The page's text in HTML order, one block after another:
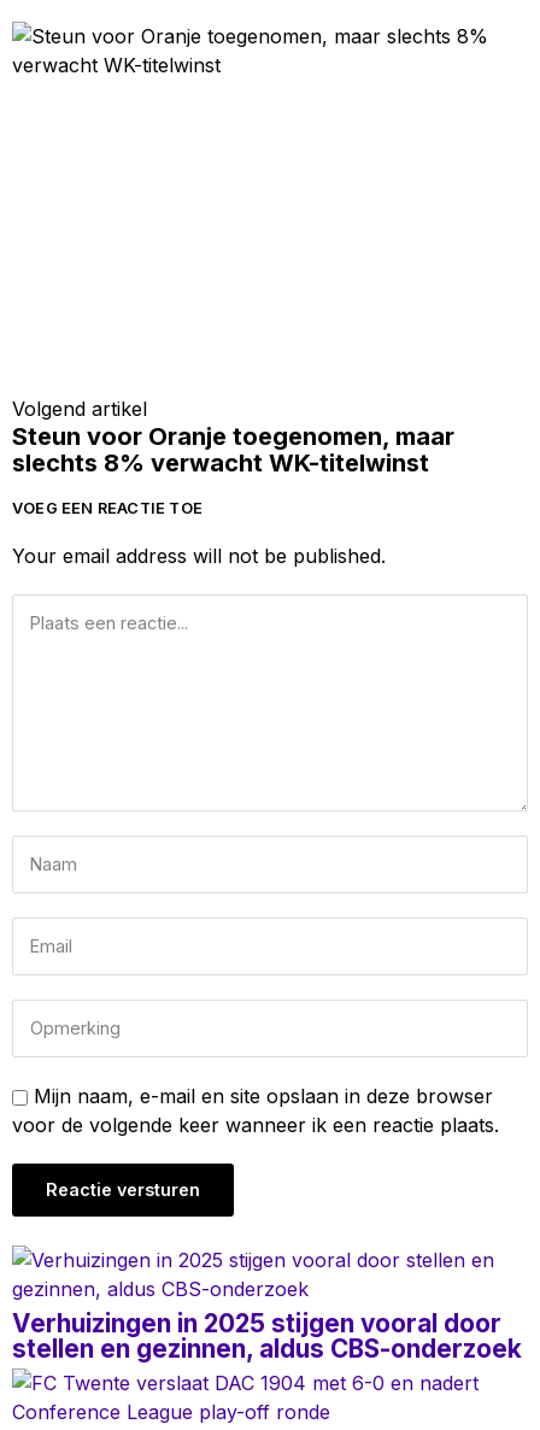
Volgend artikel
Steun voor Oranje toegenomen, maar
slechts 8% verwacht WK-titelwinst
VOEG EEN REACTIE TOE
Your email address will not be published.
Mijn naam, e-mail en site opslaan in deze browser
voor de volgende keer wanneer ik een reactie plaats.
Verhuizingen in 2025 stijgen vooral door
stellen en gezinnen, aldus CBS-onderzoek